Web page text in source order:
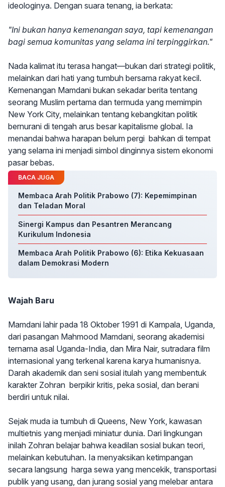
ideologinya. Dengan suara tenang, ia berkata:
"Ini bukan hanya kemenangan saya, tapi kemenangan
bagi semua komunitas yang selama ini terpinggirkan."
Nada kalimat itu terasa hangat—bukan dari strategi politik,
melainkan dari hati yang tumbuh bersama rakyat kecil.
Kemenangan Mamdani bukan sekadar berita tentang
seorang Muslim pertama dan termuda yang memimpin
New York City, melainkan tentang kebangkitan politik
bernurani di tengah arus besar kapitalisme global. Ia
menandai bahwa harapan belum pergi bahkan di tempat
yang selama ini menjadi simbol dinginnya sistem ekonomi
pasar bebas.
BACA JUGA
Membaca Arah Politik Prabowo (7): Kepemimpinan
dan Teladan Moral
Sinergi Kampus dan Pesantren Merancang
Kurikulum Indonesia
Membaca Arah Politik Prabowo (6): Etika Kekuasaan
dalam Demokrasi Modern
Wajah Baru
Mamdani lahir pada 18 Oktober 1991 di Kampala, Uganda,
dari pasangan Mahmood Mamdani, seorang akademisi
ternama asal Uganda-India, dan Mira Nair, sutradara film
internasional yang terkenal karena karya humanisnya.
Darah akademik dan seni sosial itulah yang membentuk
karakter Zohran berpikir kritis, peka sosial, dan berani
berdiri untuk nilai.
Sejak muda ia tumbuh di Queens, New York, kawasan
multietnis yang menjadi miniatur dunia. Dari lingkungan
inilah Zohran belajar bahwa keadilan sosial bukan teori,
melainkan kebutuhan. Ia menyaksikan ketimpangan
secara langsung harga sewa yang mencekik, transportasi
publik yang usang, dan jurang sosial yang melebar antara